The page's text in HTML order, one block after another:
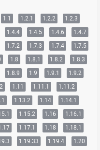
1.1 1.2.1 1.2.2
1.2.3
1.4.4 1.4.5 1.4.6
1.4.7
1.7.2 1.7.3 1.7.4
1.7.5
1.8 1.8.1 1.8.2
1.8.3
1.8.9 1.9 1.9.1
1.9.2
1.11 1.11.1
1.11.2
1.13.2 1.14
1.14.1
1.15.2 1.16
1.16.1
1.17.1 1.18
1.18.1
1.19.33 1.19.4
1.20